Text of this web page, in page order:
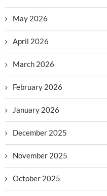
May 2026
April 2026
March 2026
February 2026
January 2026
December 2025
November 2025
October 2025